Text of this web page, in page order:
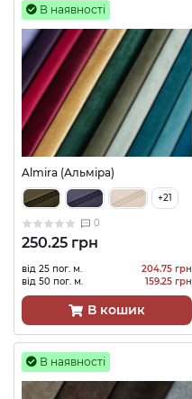
В наявності
Almira (Альміра)
+21
0
250.25 грн
від 25 пог. м.
204.75 грн
від 50 пог. м.
159.25 грн
В кошик
В наявності